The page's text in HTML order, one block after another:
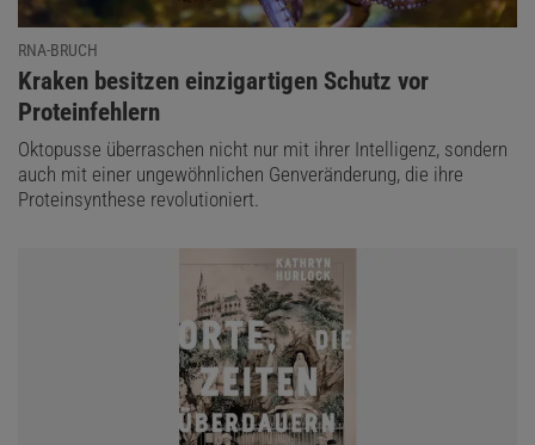
RNA-BRUCH
:
Kraken besitzen einzigartigen Schutz vor
Proteinfehlern
Oktopusse überraschen nicht nur mit ihrer Intelligenz, sondern
auch mit einer ungewöhnlichen Genveränderung, die ihre
Proteinsynthese revolutioniert.